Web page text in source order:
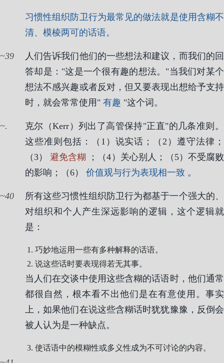
习惯性组织防卫行为最常见的做法就是使用含糊不
清、模棱两可的话语。
39
人们告诉我们他们的一些想法和建议，而我们的回
答却是："这是一个很有趣的想法。"当我们对某个
想法不感兴趣或者反对，但又要表现出想给予支持
时，就会常常使用" 有趣 "这个词。
.
克尔（Kerr）列出了高管保持"正直"的几条准则。
这些准则包括：（1）说实话；（2）遵守法律；
（3）避免含糊
；（4）关心别人；（5）不受腐败
的影响；（6） 价值观与行为表现相一致 。
40
所有这些习惯性组织防卫行为都基于一个强大的、
对组织和个人产生深远影响的逻辑，这个逻辑就
是：
巧妙地运用一些有多种解释的话语。
说这些话时要表现得若无其事。
当人们在交谈中使用这些含糊的话语时，他们通常
都很自然，根本看不出他们是在有意使用。事实
上，如果他们在说这些含糊话时犹犹豫豫，反倒会
被人认为是一种缺点。
使话语中的模糊性或多义性成为不可讨论的内容。